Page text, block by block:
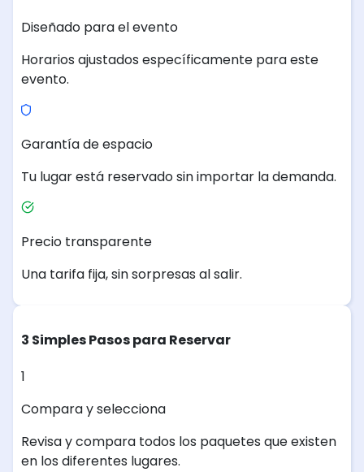
Diseñado para el evento
Horarios ajustados específicamente para este
evento.
Garantía de espacio
Tu lugar está reservado sin importar la demanda.
Precio transparente
Una tarifa fija, sin sorpresas al salir.
3 Simples Pasos para Reservar
1
Compara y selecciona
Revisa y compara todos los paquetes que existen
en los diferentes lugares.